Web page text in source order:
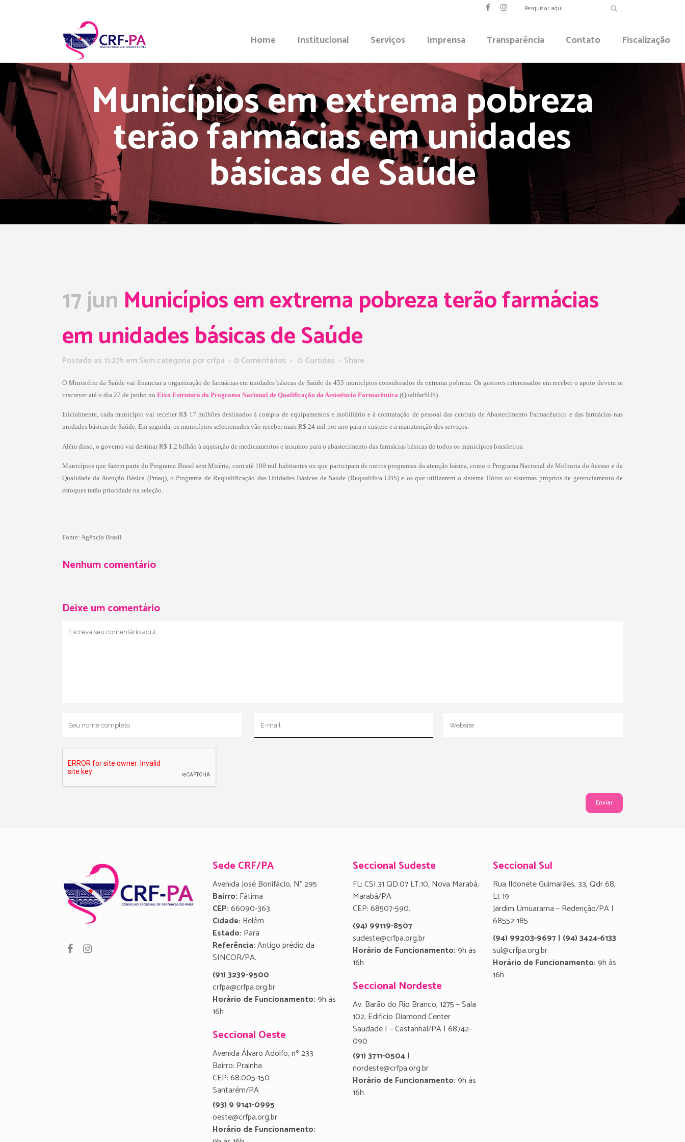
Home Institucional Serviços Imprensa Transparência Contato Fiscalização
Municípios em extrema pobreza
terão farmácias em unidades
básicas de Saúde
17 jun Municípios em extrema pobreza terão farmácias
em unidades básicas de Saúde
Postado as 11:27h em Sem categoria porcrfpa 0 Comentários 0 Curtidas Share
O Ministério da Saúde vai financiar a organização de farmácias em unidades básicas de Saúde de 453 municípios considerados de extrema pobreza. Os gestores interessados em receber o apoio devem se
inscrever até o dia 27 de junho no Eixo Estrutura do Programa Nacional de Qualificação da Assistência Farmacêutica (QualifarSUS).
Inicialmente, cada município vai receber R$ 17 milhões destinados à compra de equipamentos e mobiliário e à contratação de pessoal das centrais de Abastecimento Farmacêutico e das farmácias nas
unidades básicas de Saúde. Em seguida, os municípios selecionados vão receber mais R$ 24 mil por ano para o custeio e a manutenção dos serviços.
Além disso, o governo vai destinar R$ 1,2 bilhão à aquisição de medicamentos e insumos para o abastecimento das farmácias básicas de todos os municípios brasileiros.
Municípios que fazem parte do Programa Brasil sem Miséria, com até 100 mil habitantes ou que participam de outros programas da atenção básica, como o Programa Nacional de Melhoria do Acesso e da
Qualidade da Atenção Básica (Pmaq), o Programa de Requalificação das Unidades Básicas de Saúde (Requalifica UBS) e os que utilizarem o sistema Hórus ou sistemas próprios de gerenciamento de
estoques terão prioridade na seleção.
Fonte: Agência Brasil
Nenhum comentário
Deixe um comentário
Sede CRF/PA
Avenida José Bonifácio, N° 295
Bairro: Fátima
CEP:66090-363
Cidade: Belém
Estado: Para
Referência:Antigo prédio da
SINCOR/PA.
(91) 3239-9500
crfpa@crfpa.org.br
Horário de Funcionamento:9h às
16h
Seccional Oeste
Avenida Álvaro Adolfo, nº 233
Bairro: Prainha
CEP: 68.005-150
Santarém/PA
(93) 9 9141-0995
oeste@crfpa.org.br
Horário de Funcionamento:
Seccional Sudeste
FL: CSI.31 QD.07 LT.10, Nova Marabá,
Marabá/PA
CEP: 68507-590.
(94) 99119-8507
sudeste@crfpa.org.br
Horário de Funcionamento:9h às
16h
Seccional Nordeste
Av. Barão do Rio Branco, 1275 – Sala
102, Edifício Diamond Center
Saudade I – Castanhal/PA | 68742-
090
(91) 3711-0504|
nordeste@crfpa.org.br
Horário de Funcionamento:9h às
16h
Seccional Sul
Rua Ildonete Guimarães, 33, Qdr 68,
Lt 19
Jardim Umuarama – Redenção/PA |
68552-185
(94) 99203-9697 | (94) 3424-6133
sul@crfpa.org.br
Horário de Funcionamento:9h às
16h